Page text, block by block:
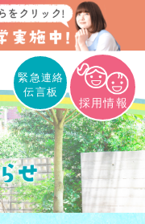
採用情報
緊急連絡
伝言板